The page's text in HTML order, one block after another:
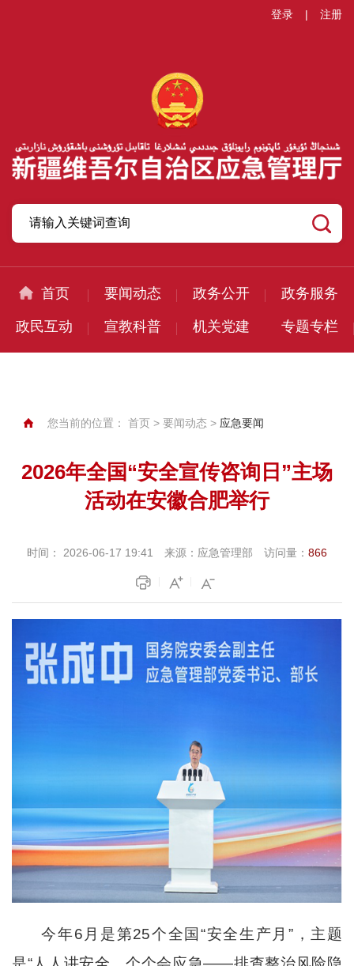
登录 | 注册
首页 要闻动态 政务公开 政务服务
政民互动 宣教科普 机关党建 专题专栏
您当前的位置： 首页 > 要闻动态 > 应急要闻
2026年全国“安全宣传咨询日”主场
活动在安徽合肥举行
时间： 2026-06-17 19:41 来源： 应急管理部 访问量： 866
今年6 月是第25个全国“安全生产月”，主题